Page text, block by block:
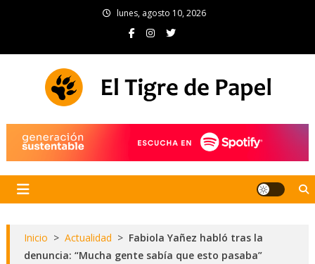
lunes, agosto 10, 2026
Inicio > Actualidad > Fabiola Yañez habló tras la
denuncia: “Mucha gente sabía que esto pasaba”